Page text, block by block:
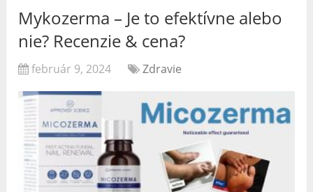
Mykozerma – Je to efektívne alebo
nie? Recenzie & cena?
február 9, 2024 Zdravie